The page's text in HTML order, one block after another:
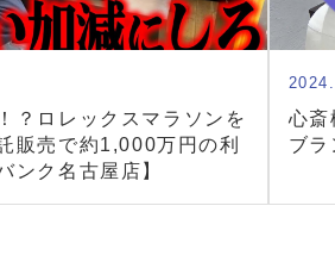
？ロレックスマラソンを
販売で約1,000万円の利
ンク名古屋店】
心斎
ブラ